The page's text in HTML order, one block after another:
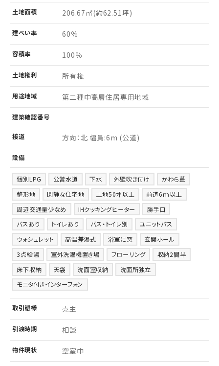
土地面積 206.67㎡(約62.51坪)
建ぺい率 60％
容積率 100％
土地権利 所有権
用途地域 第二種中高層住居専用地域
建築確認番号
接道 方向：北 幅員:6m (公道)
設備
個別LPG 公営水道 下水 外壁吹き付け
かわら葺
整形地
閑静な住宅地 土地50坪以上
前道6ｍ以上
周辺交通量少なめ
IHクッキングヒーター
勝手口
バスあり
トイレあり バス・トイレ別
ユニットバス
ウォシュレット
高温差湯式 浴室に窓
玄関ホール
3点給湯
室外洗濯機置き場 フローリング
収納2間半
床下収納
天袋 洗面室収納
洗面所独立
モニタ付きインターフォン
取引態様 売主
引渡時期 相談
物件現状 空室中